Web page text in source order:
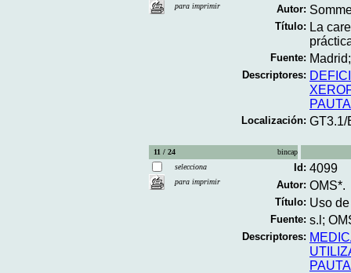
para imprimir
Autor:
Título: La
Fuente:
Descriptores:
Localización: GT3.1/
11 / 24
bincap
selecciona
para imprimir
Id: 4099
Autor: OMS*.
Título: Uso
Fuente: s.l;
Descriptores: